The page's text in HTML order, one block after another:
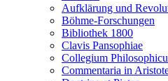
Aufklärung und
Böhme-Forschungen
Bibliothek 1800
Clavis Pansophiae
Collegium
Commentaria in